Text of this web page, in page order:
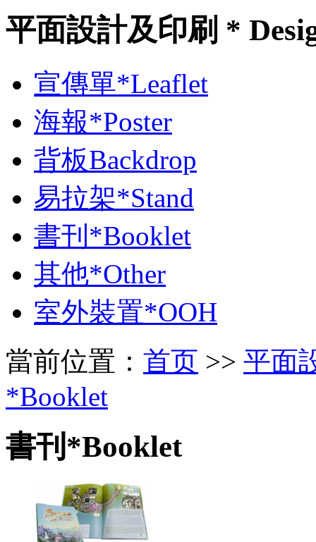
平面設計及印刷 *
宣傳單*Leaflet
海報*Poster
背板Backdrop
易拉架*Stand
書刊*Booklet
其他*Other
室外裝置*OOH
當前位置： 首页 >> 平面
*Booklet
書刊*Booklet